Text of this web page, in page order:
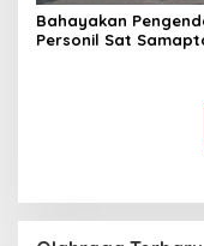
Bahayakan
Personil Sat